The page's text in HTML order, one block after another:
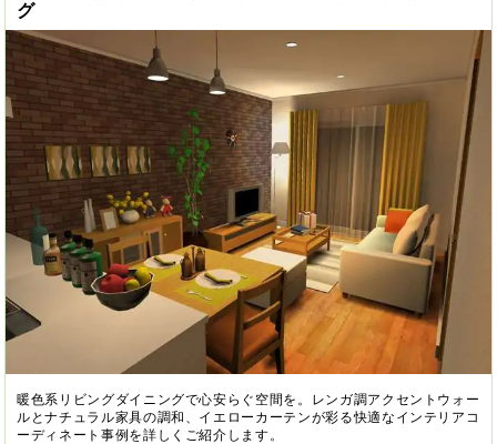
グ
暖色系リビングダイニングで心安らぐ空間を。レンガ調アクセントウォー
ルとナチュラル家具の調和、イエローカーテンが彩る快適なインテリアコ
ーディネート事例を詳しくご紹介します。